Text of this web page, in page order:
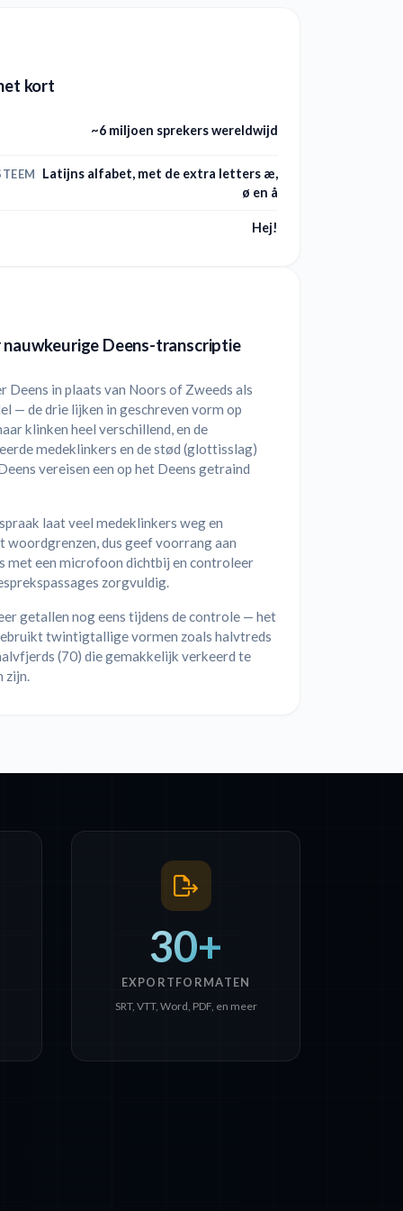
kort
~6 miljoen sprekers wereldwijd
Latijns alfabet, met de extra letters æ,
ø en å
Hej!
Deens-transcriptie
Deens in plaats van Noors of Zweeds als
— de drie lijken in geschreven vorm op
klinken heel verschillend, en de
medeklinkers en de stød (glottisslag)
vereisen een op het Deens getraind
laat veel medeklinkers weg en
woordgrenzen, dus geef voorrang aan
met een microfoon dichtbij en controleer
zorgvuldig.
getallen nog eens tijdens de controle — het
twintigtallige vormen zoals halvtreds
(70) die gemakkelijk verkeerd te
zijn.
30+
EXPORTFORMATEN
SRT, VTT, Word, PDF, en meer